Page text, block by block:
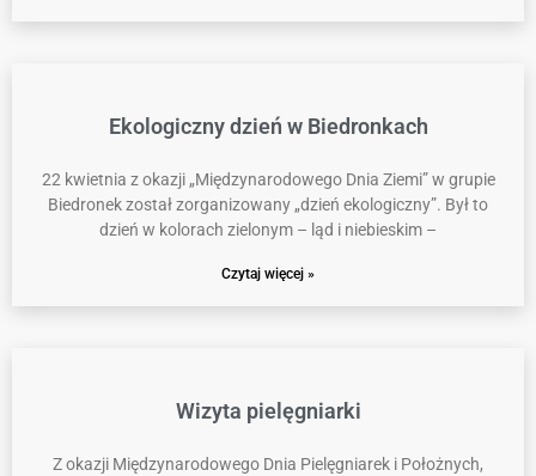
Ekologiczny dzień w Biedronkach
22 kwietnia z okazji „Międzynarodowego Dnia Ziemi” w grupie
Biedronek został zorganizowany „dzień ekologiczny”. Był to
dzień w kolorach zielonym – ląd i niebieskim –
Czytaj więcej »
Wizyta pielęgniarki
Z okazji Międzynarodowego Dnia Pielęgniarek i Położnych,